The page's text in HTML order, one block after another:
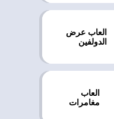
العاب عرض
الدولفين
العاب
مغامرات